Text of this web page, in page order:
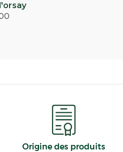
Origine des produits